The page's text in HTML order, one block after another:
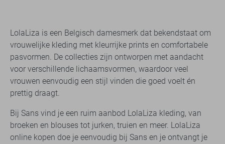
LolaLiza is een Belgisch damesmerk dat bekendstaat om
vrouwelijke kleding met kleurrijke prints en comfortabele
pasvormen. De collecties zijn ontworpen met aandacht
voor verschillende lichaamsvormen, waardoor veel
vrouwen eenvoudig een stijl vinden die goed voelt én
prettig draagt.
Bij Sans vind je een ruim aanbod LolaLiza kleding, van
broeken en blouses tot jurken, truien en meer. LolaLiza
online kopen doe je eenvoudig bij Sans en je ontvangt je